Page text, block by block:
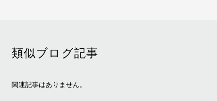
類似ブログ記事
関連記事はありません。